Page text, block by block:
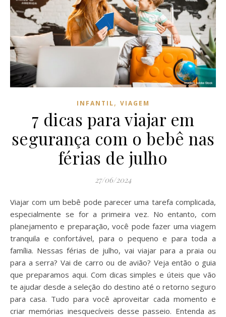
INFANTIL, VIAGEM
7 dicas para viajar em
segurança com o bebê nas
férias de julho
27/06/2024
Viajar com um bebê pode parecer uma tarefa complicada,
especialmente se for a primeira vez. No entanto, com
planejamento e preparação, você pode fazer uma viagem
tranquila e confortável, para o pequeno e para toda a
família. Nessas férias de julho, vai viajar para a praia ou
para a serra? Vai de carro ou de avião? Veja então o guia
que preparamos aqui. Com dicas simples e úteis que vão
te ajudar desde a seleção do destino até o retorno seguro
para casa. Tudo para você aproveitar cada momento e
criar memórias inesquecíveis desse passeio. Entenda as